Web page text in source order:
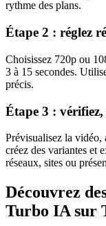
rythme des plans.
Étape 2 : réglez
Choisissez 720p ou
3 à 15 secondes.
précis.
Étape 3 :
Prévisualisez la vidéo,
créez des variantes et
réseaux, sites ou
Découvrez
Turbo IA sur